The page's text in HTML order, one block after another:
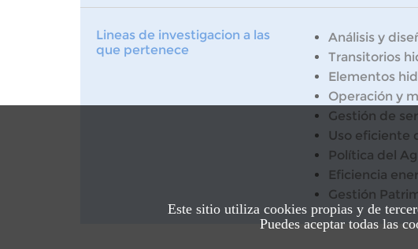
Este sitio utiliza cookies propias y de
Puedes aceptar todas las
Lineas de investigacion a las
que pertenece
Análisis y
Transitorios
Elementos
Operación y
Gestión de
Uso eficiente
Política del
Eficiencia
Gestión